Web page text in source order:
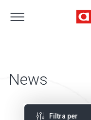
News
Filtra per